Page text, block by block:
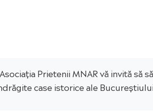
Prietenii MNAR vă invită să
case istorice ale Bucureștiului.